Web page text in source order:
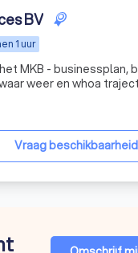
BV
1 uur
MKB - businessplan,
weer en whoa
Vraag beschikbaarheid